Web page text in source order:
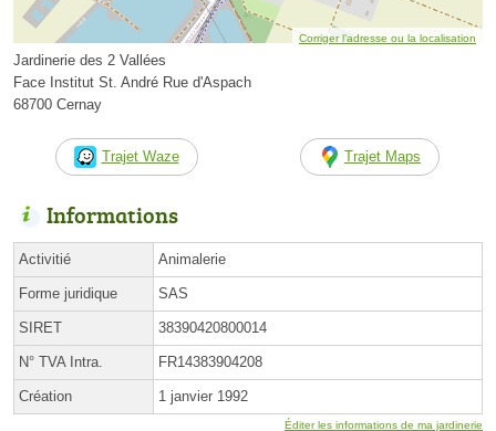
Corriger l’adresse ou la localisation
Jardinerie des 2 Vallées
Face Institut St. André Rue d'Aspach
68700 Cernay
Trajet Waze Trajet Maps
Informations
Activitié Animalerie
Forme juridique SAS
SIRET 38390420800014
N° TVA Intra. FR14383904208
Création 1 janvier 1992
Éditer les informations de ma jardinerie